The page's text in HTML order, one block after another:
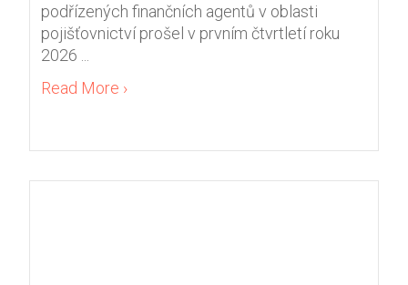
podřízených finančních agentů v oblasti
pojišťovnictví prošel v prvním čtvrtletí roku
2026 ...
Read More ›